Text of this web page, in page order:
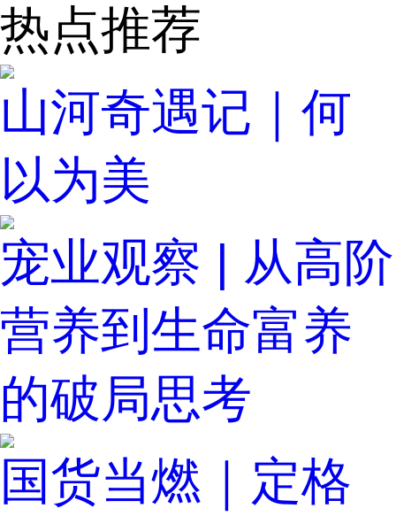
热点推荐
山河奇遇记｜何
以为美
宠业观察 | 从高阶
营养到生命富养
的破局思考
国货当燃｜定格